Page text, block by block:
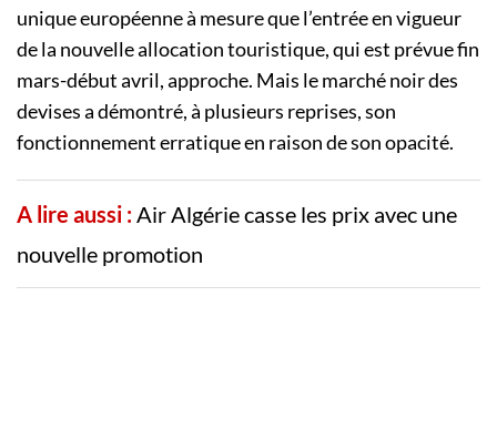
unique européenne à mesure que l’entrée en vigueur
de la nouvelle allocation touristique, qui est prévue fin
mars-début avril, approche. Mais le marché noir des
devises a démontré, à plusieurs reprises, son
fonctionnement erratique en raison de son opacité.
A lire aussi : Air Algérie casse les prix avec une
nouvelle promotion